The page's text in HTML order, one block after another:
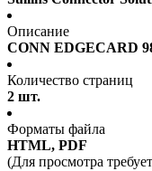
Описание
CONN EDGECARD
Количество страниц
2 шт.
Форматы файла
HTML, PDF
(Для просмотра